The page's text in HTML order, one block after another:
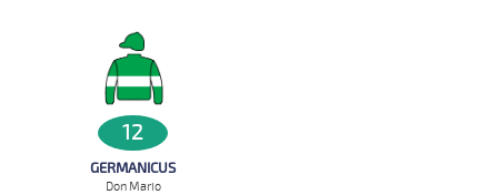
12
GERMANICUS
Don Mario